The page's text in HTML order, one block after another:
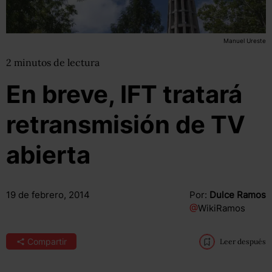
Manuel Ureste
2 minutos de lectura
En breve, IFT tratará
retransmisión de TV
abierta
19 de febrero, 2014 Por: Dulce Ramos
@WikiRamos
Compartir Leer después